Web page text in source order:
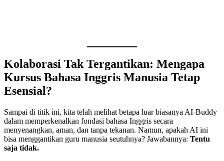
Kolaborasi Tak Tergantikan: Mengapa
Kursus Bahasa Inggris Manusia Tetap
Esensial?
Sampai di titik ini, kita telah melihat betapa luar biasanya AI-Buddy
dalam memperkenalkan fondasi bahasa Inggris secara
menyenangkan, aman, dan tanpa tekanan. Namun, apakah AI ini
bisa menggantikan guru manusia seutuhnya? Jawabannya: Tentu
saja tidak.